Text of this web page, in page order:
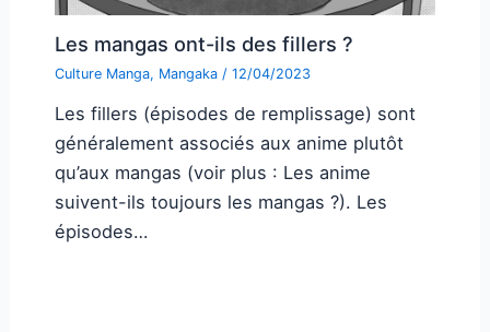
Les mangas ont-ils des fillers ?
Culture Manga, Mangaka/ 12/04/2023
Les fillers (épisodes de remplissage) sont
généralement associés aux anime plutôt
qu’aux mangas (voir plus : Les anime
suivent-ils toujours les mangas ?). Les
épisodes…